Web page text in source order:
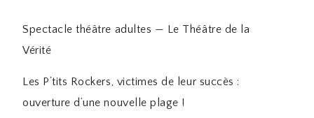
Spectacle théâtre adultes — Le Théâtre de la
Vérité
Les P’tits Rockers, victimes de leur succès :
ouverture d’une nouvelle plage !